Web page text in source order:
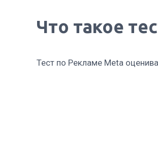
Что такое
Тест по Рекламе Meta